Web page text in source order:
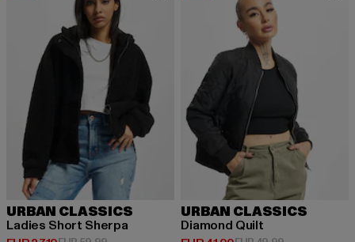
URBAN CLASSICS
Ladies Short Sherpa
URBAN CLASSICS
Diamond Quilt